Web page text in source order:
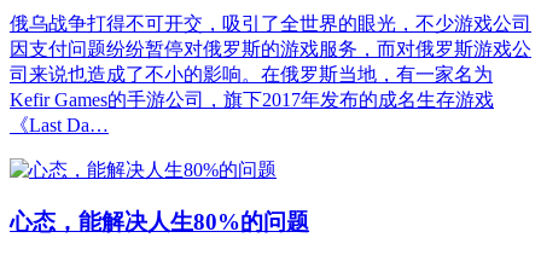
俄乌战争打得不可开交，吸引了全世界的眼光，不少游戏公司
因支付问题纷纷暂停对俄罗斯的游戏服务，而对俄罗斯游戏公
司来说也造成了不小的影响。在俄罗斯当地，有一家名为
Kefir Games的手游公司，旗下2017年发布的成名生存游戏
《Last Da…
心态，能解决人生80%的问题